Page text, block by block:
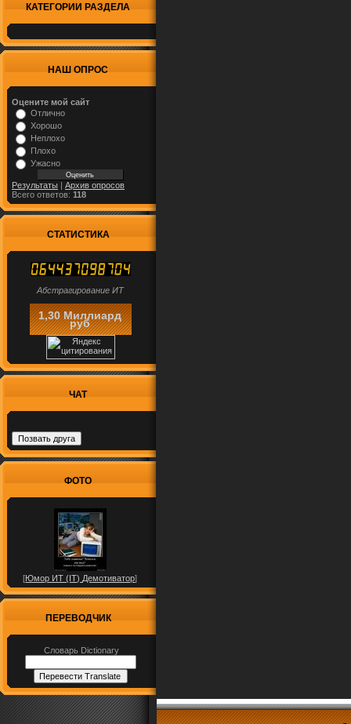
КАТЕГОРИИ РАЗДЕЛА
НАШ ОПРОС
Оцените мой сайт
Отлично
Хорошо
Неплохо
Плохо
Ужасно
Результаты | Архив опросов
Всего ответов: 118
СТАТИСТИКА
Абстрагирование ИТ
1,30 Миллиард
руб
ЧАТ
ФОТО
[Юмор ИТ (IT) Демотиватор]
ПЕРЕВОДЧИК
Словарь Dictionary